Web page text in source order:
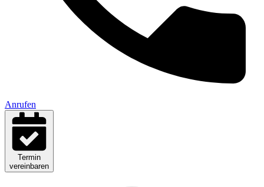
Anrufen
Termin
vereinbaren